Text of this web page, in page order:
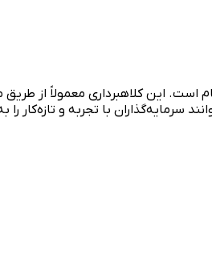
است. این کلاهبرداری معمولاً از
با تجربه و تازه‌کار